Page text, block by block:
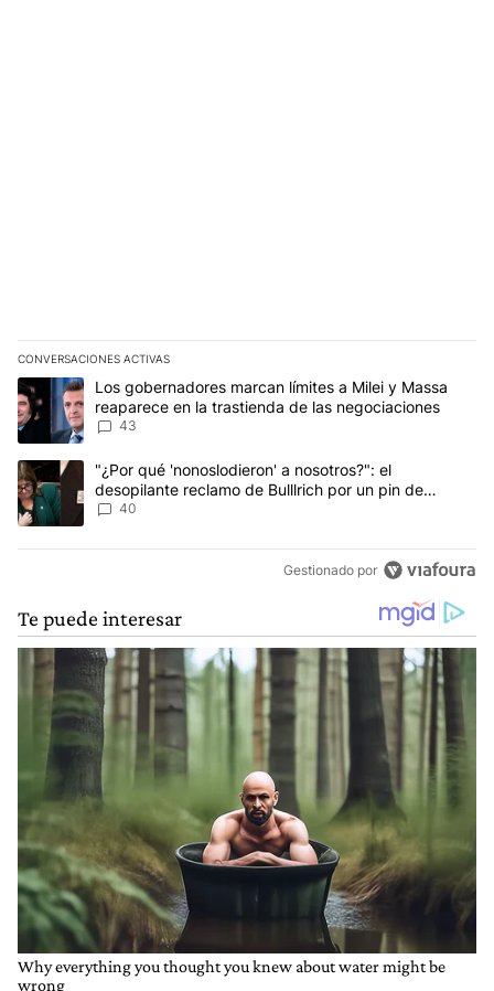
CONVERSACIONES ACTIVAS
Este listado muestra los artículos con más comentarios en los
Un artículo de tendencia con el título "Los gobernadores
Los gobernadores marcan límites a Milei y Massa
reaparece en la trastienda de las negociaciones
43
Un artículo de tendencia con el título ""¿Por qué 'nonoslodieron'
"¿Por qué 'nonoslodieron' a nosotros?": el
desopilante reclamo de Bulllrich por un pin de
Malvinas
40
Gestionado por